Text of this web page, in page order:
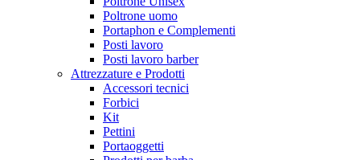
Poltrone uomo
Portaphon e Complementi
Posti lavoro
Posti lavoro barber
Attrezzature e Prodotti
Accessori tecnici
Forbici
Kit
Pettini
Portaoggetti